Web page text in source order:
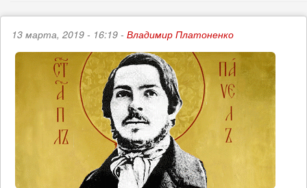
13 марта, 2019 - 16:19 - Владимир Платоненко